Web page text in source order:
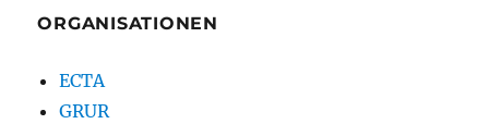
ORGANISATIONEN
ECTA
GRUR